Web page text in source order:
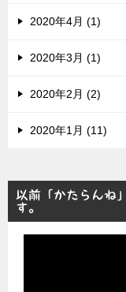
2020年4月 (1)
2020年3月 (1)
2020年2月 (2)
2020年1月 (11)
以前「かたらんね
す。